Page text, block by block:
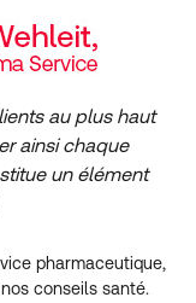
au plus haut
ainsi chaque
un élément
pharmaceutique,
conseils santé.